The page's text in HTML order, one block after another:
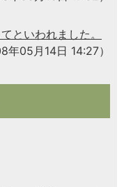
といわれました。
年05月14日 14:27）